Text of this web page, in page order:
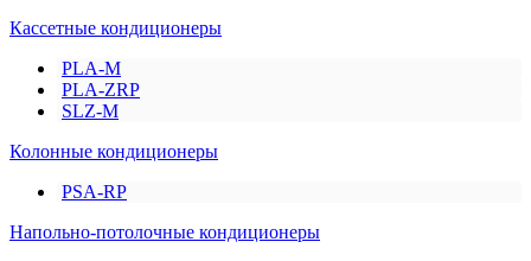
Кассетные кондиционеры
PLA-M
PLA-ZRP
SLZ-M
Колонные кондиционеры
PSA-RP
Напольно-потолочные кондиционеры